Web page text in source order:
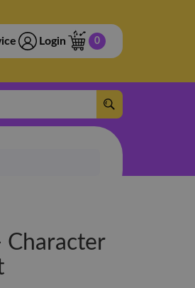
Login 0
Character